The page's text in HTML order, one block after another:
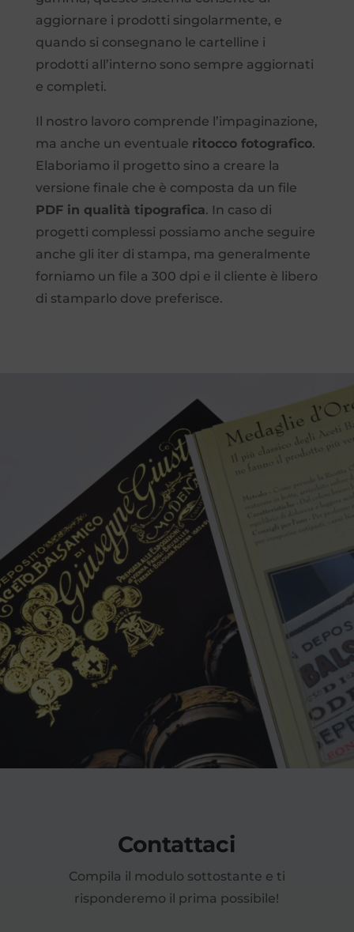
aggiornare i prodotti singolarmente, e
quando si consegnano le cartelline i
prodotti all’interno sono sempre aggiornati
e completi.
Il nostro lavoro comprende l’impaginazione,
ma anche un eventuale ritocco fotografico.
Elaboriamo il progetto sino a creare la
versione finale che è composta da un file
PDF in qualità tipografica. In caso di
progetti complessi possiamo anche seguire
anche gli iter di stampa, ma generalmente
forniamo un file a 300 dpi e il cliente è libero
di stamparlo dove preferisce.
Contattaci
Compila il modulo sottostante e ti
risponderemo il prima possibile!